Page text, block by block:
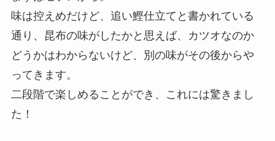
味は控えめだけど、追い鰹仕立てと書かれている
通り、昆布の味がしたかと思えば、カツオなのか
どうかはわからないけど、別の味がその後からや
ってきます。
二段階で楽しめることができ、これには驚きまし
た！